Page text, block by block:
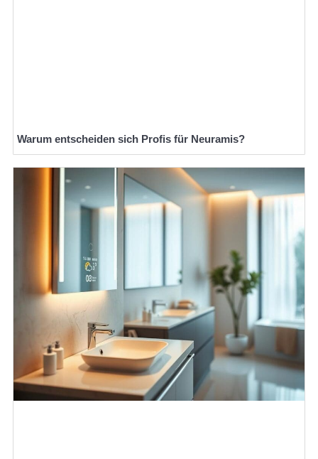
Warum entscheiden sich Profis für Neuramis?